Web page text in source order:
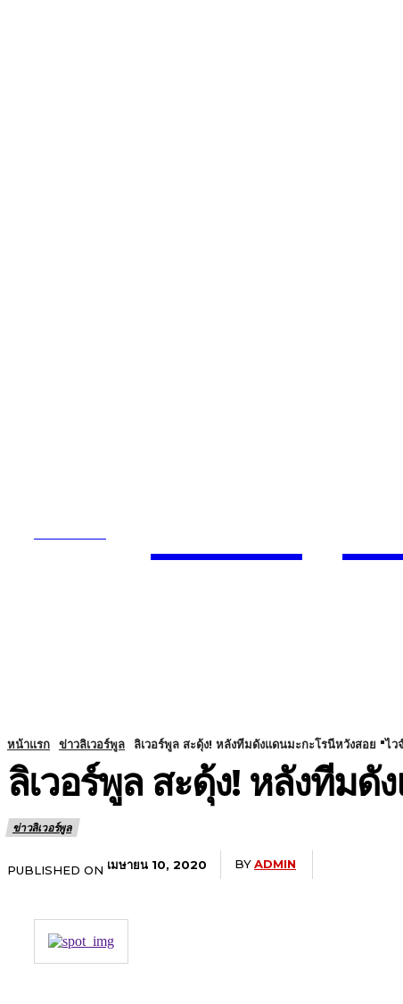
หน้าแรก ข่าวลิเวอร์พูล ลิเวอร์พูล สะดุ้ง! หลังทีมดังแดนมะกะโรนีหวังสอย "ไ
ลิเวอร์พูล สะดุ้ง! หลังทีมดั
ข่าวลิเวอร์พูล
PUBLISHED ON เมษายน 10, 2020 BYADMIN